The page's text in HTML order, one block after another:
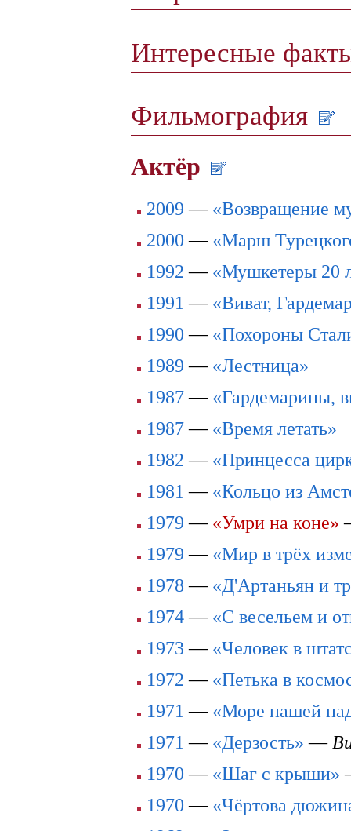
Интересные
Фильмография
Актёр
2009 — «Возвращение
2000 — «Марш
1992 — «Мушкетеры 20
1991 — «Виват,
1990 — «Похороны
1989 — «Лестница»
1987— «Гардемарины,
1987— «Время летать»
1982 — «Принцесса
1981 — «Кольцо из
1979 — «Умри на коне»
1979 — «Мир в трёх
1978 — «Д'Артаньян и
1974— «С весельем и
1973 — «Человек в
1972 — «Петька в
1971 — «Море нашей
1971 — «Дерзость» —
1970 — «Шаг с крыши»
1970 — «Чёртова